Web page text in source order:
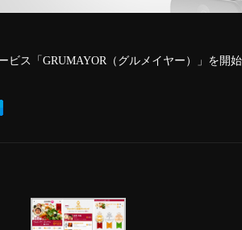
ビス「GRUMAYOR（グルメイヤー）」を開